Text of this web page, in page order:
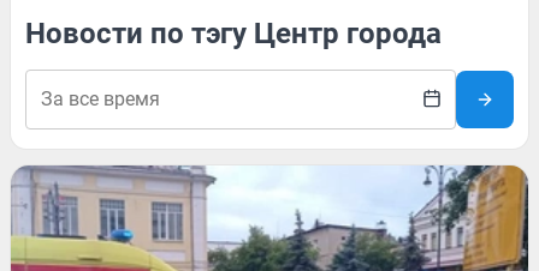
Новости по тэгу Центр города